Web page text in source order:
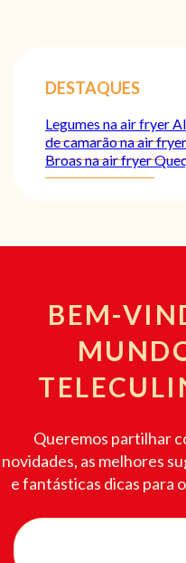
DESTAQUES
Legumes na air fryer
de camarão na air
Broas na air fryer
BEM-
Queremos partilhar
novidades, as melhores
e fantásticas dicas para